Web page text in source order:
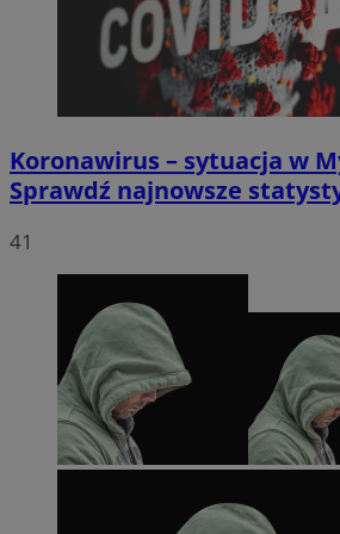
Koronawirus – sytuacja w
Sprawdź najnowsze
41
suid
INGRESSCOOKIE
Policy